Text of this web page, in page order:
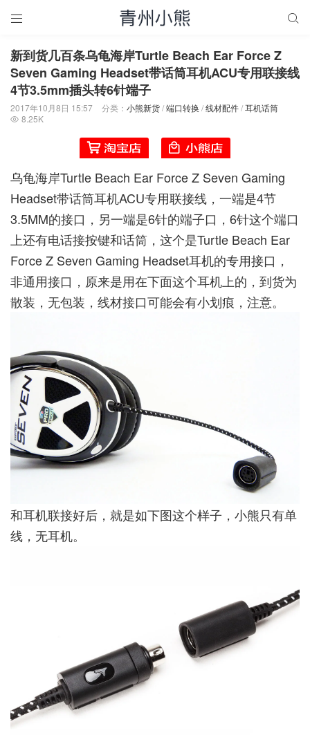
 
新到货几百条乌龟海岸Turtle Beach Ear Force Z
Seven Gaming Headset带话筒耳机ACU专用联接线
4节3.5mm插头转6针端子
2017年10月8日 15:57 分类： 小熊新货/端口转换 /线材配件/耳机话筒
 8.25K
乌龟海岸Turtle Beach Ear Force Z Seven Gaming
Headset带话筒耳机ACU专用联接线，一端是4节
3.5MM的接口，另一端是6针的端子口，6针这个端口
上还有电话接按键和话筒，这个是Turtle Beach Ear
Force Z Seven Gaming Headset耳机的专用接口，
非通用接口，原来是用在下面这个耳机上的，到货为
散装，无包装，线材接口可能会有小划痕，注意。
和耳机联接好后，就是如下图这个样子，小熊只有单
线，无耳机。